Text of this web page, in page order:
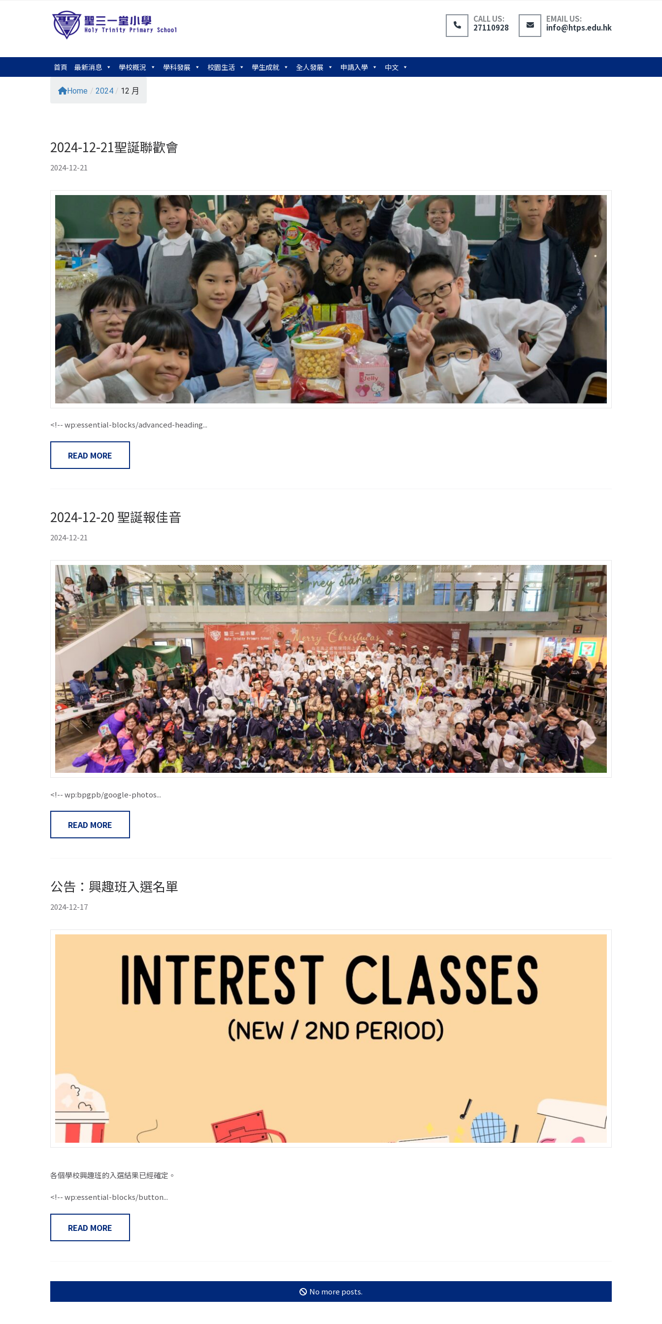
CALL US:
27110928
EMAIL US:
info@htps.edu.hk
首頁 最新消息 學校概況 學科發展 校園生活 學生成就 全人發展 申請入學 中文
Home / 2024 / 12 月
2024-12-21聖誕聯歡會
2024-12-21
<!-- wp:essential-blocks/advanced-heading...
READ MORE
2024-12-20 聖誕報佳音
2024-12-21
<!-- wp:bpgpb/google-photos...
READ MORE
公告：興趣班入選名單
2024-12-17
各個學校興趣班的入選結果已經確定。
<!-- wp:essential-blocks/button...
READ MORE
No more posts.